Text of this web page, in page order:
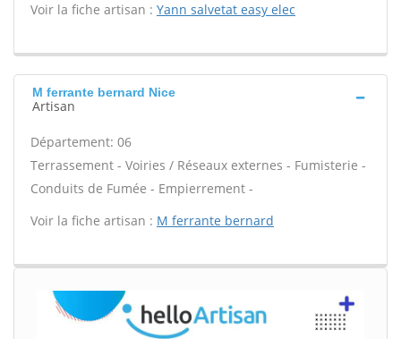
Voir la fiche artisan : Yann salvetat easy elec
M ferrante bernard Nice
Artisan
Département: 06
Terrassement - Voiries / Réseaux externes - Fumisterie -
Conduits de Fumée - Empierrement -
Voir la fiche artisan : M ferrante bernard